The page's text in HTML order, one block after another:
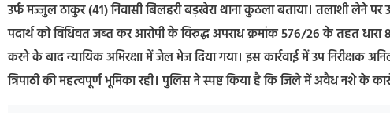
उर्फ मज्जुल ठाकुर (41) निवासी बिलहरी बड़खेरा थाना कुठला बताया। तलाशी
पदार्थ को विधिवत जब्त कर आरोपी के विरुद्ध अपराध क्रमांक 576/26 के तहत
करने के बाद न्यायिक अभिरक्षा में जेल भेज दिया गया। इस कार्रवाई में उप निरीक्षक
त्रिपाठी की महत्वपूर्ण भूमिका रही। पुलिस ने स्पष्ट किया है कि जिले में अवैध नशे के